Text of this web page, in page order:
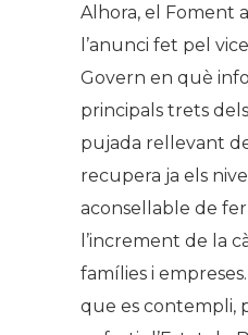
Alhora, el Foment
l’anunci fet pel
Govern en què
principals trets
pujada rellevant
recupera ja els
aconsellable de
l’increment de la
famílies i
que es contempli,